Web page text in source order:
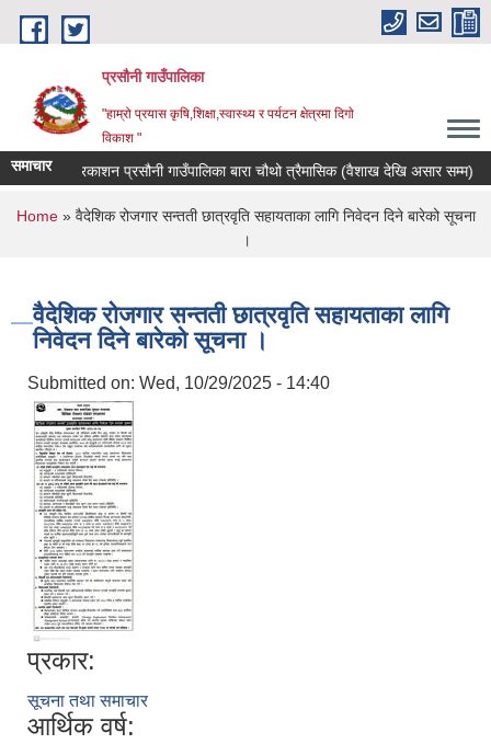
Skip to main content
प्रसौनी गाउँपालिका
"हाम्रो प्रयास कृषि,शिक्षा,स्वास्थ्य र पर्यटन क्षेत्रमा दिगाे
विकाश "
समाचार
स्वत प्रकाशन प्रसौनी गाउँपालिका बारा चौथो त्रैमासिक (वैशाख देखि असार सम्म)
You are here
Home» वैदेशिक रोजगार सन्तती छात्रवृति सहायताका लागि निवेदन दिने बारेको सूचना
।
वैदेशिक रोजगार सन्तती छात्रवृति सहायताका लागि
निवेदन दिने बारेको सूचना ।
Submitted on: Wed, 10/29/2025 - 14:40
प्रकार:
सूचना तथा समाचार
आर्थिक वर्ष: